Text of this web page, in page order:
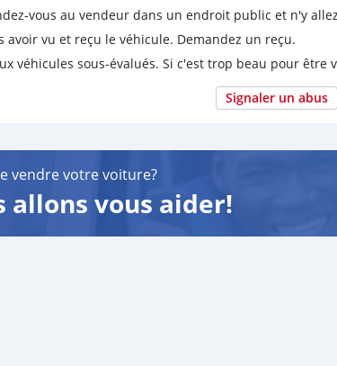
vous au vendeur dans un endroit public et n'y
avoir vu et reçu le véhicule. Demandez un reçu.
véhicules sous-évalués. Si c'est trop beau pour être
Signaler un abus
vendre votre voiture?
allons vous aider!